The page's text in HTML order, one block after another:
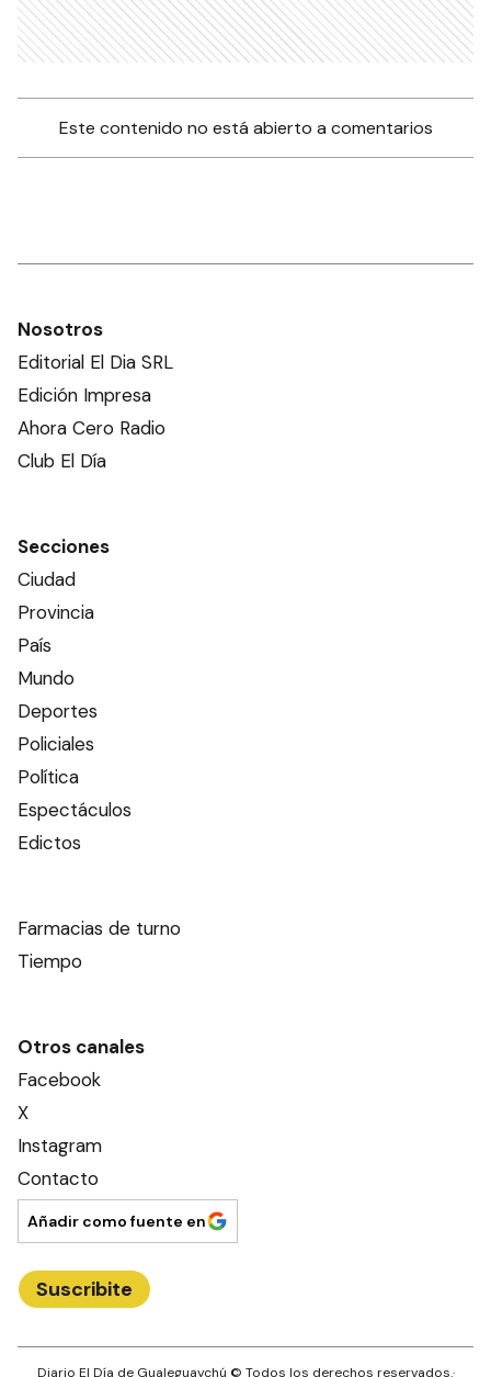
Este contenido no está abierto a comentarios
Nosotros
Editorial El Dia SRL
Edición Impresa
Ahora Cero Radio
Club El Día
Secciones
Ciudad
Provincia
País
Mundo
Deportes
Policiales
Política
Espectáculos
Edictos
Farmacias de turno
Tiempo
Otros canales
Facebook
X
Instagram
Contacto
Añadir como fuente en
Suscribite
Diario El Día de Gualeguaychú © Todos los derechos reservados.·